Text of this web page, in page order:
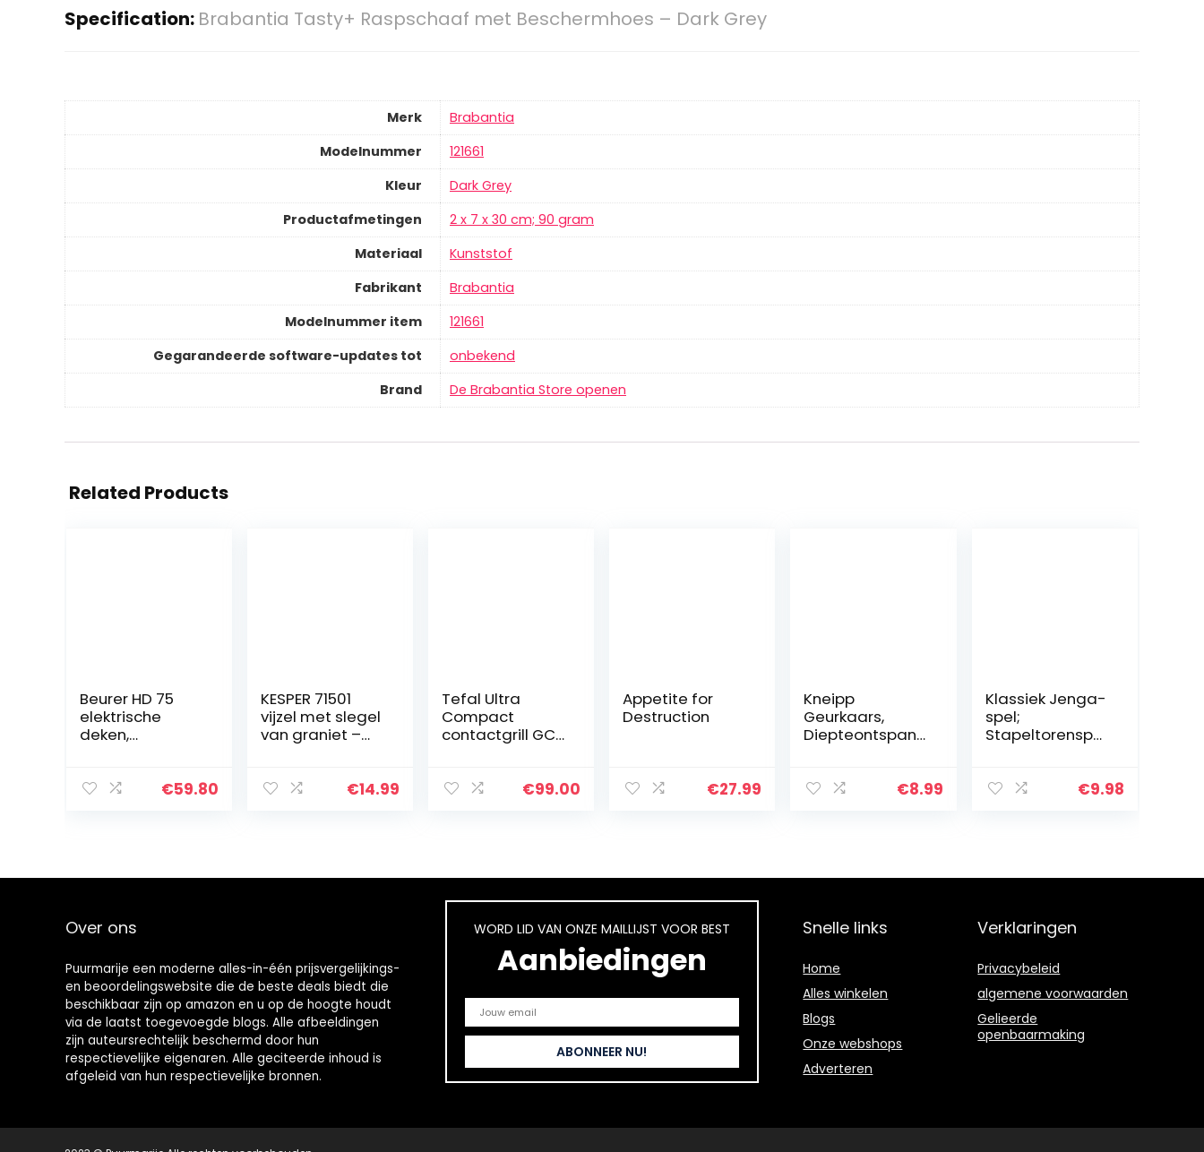
Specification: Brabantia Tasty+ Raspschaaf met Beschermhoes – Dark Grey
Merk
‎Brabantia
Modelnummer
‎121661
Kleur
‎Dark Grey
Productafmetingen
‎2 x 7 x 30 cm; 90 gram
Materiaal
‎Kunststof
Fabrikant
‎Brabantia
Modelnummer item
‎121661
Gegarandeerde software-updates tot
‎onbekend
Brand
De Brabantia Store openen
Related Products
Beurer HD 75
elektrische
deken,
met 6
automatische…
€59.80
KESPER 71501
vijzel met slegel
van graniet –
€14.99
Tefal Ultra
Compact
contactgrill GC3
grill – 2000€99.00
Appetite for
Destruction
€27.99
Kneipp
Geurkaars,
Diepteontspanni
€8.99
Klassiek Jenga-
spel;
Stapeltorenspel
€9.98
Over ons
Puurmarije een moderne alles-in-één prijsvergelijkings-
en beoordelingswebsite die de beste deals biedt die
beschikbaar zijn op amazon en u op de hoogte houdt
via de laatst toegevoegde blogs. Alle afbeeldingen
zijn auteursrechtelijk beschermd door hun
respectievelijke eigenaren. Alle geciteerde inhoud is
afgeleid van hun respectievelijke bronnen.
WORD LID VAN ONZE MAILLIJST VOOR BEST
Aanbiedingen
Snelle links
Home
Alles winkelen
Blogs
Onze webshops
Adverteren
Verklaringen
Privacybeleid
algemene voorwaarden
Gelieerde
openbaarmaking